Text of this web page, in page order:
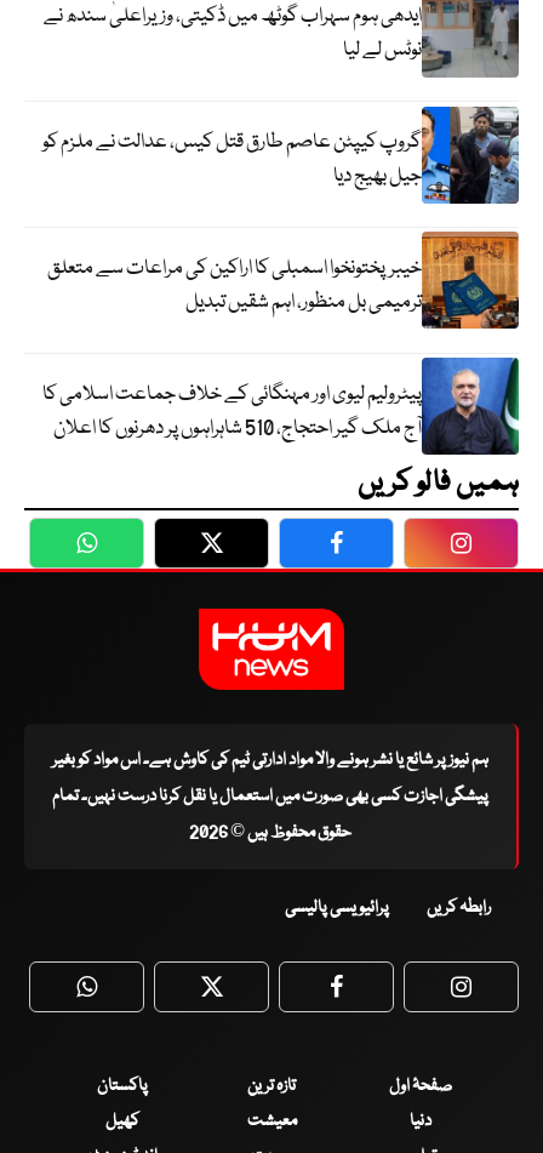
ایدھی ہوم سہراب گوٹھ میں ڈکیتی، وزیراعلیٰ سندھ نے
نوٹس لے لیا
گروپ کیپٹن عاصم طارق قتل کیس، عدالت نے ملزم کو
جیل بھیج دیا
خیبرپختونخوا اسمبلی کا اراکین کی مراعات سے متعلق
ترمیمی بل منظور، اہم شقیں تبدیل
پیٹرولیم لیوی اور مہنگائی کے خلاف جماعت اسلامی کا
آج ملک گیر احتجاج، 510 شاہراہوں پر دھرنوں کا اعلان
ہمیں فالو کریں
WhatsApp Twitter Facebook
ہم نیوز پر شائع یا نشر ہونے والا مواد ادارتی ٹیم کی کاوش ہے۔ اس مواد کو بغیر
پیشگی اجازت کسی بھی صورت میں استعمال یا نقل کرنا درست نہیں۔ تمام
حقوق محفوظ ہیں © 2026
رابطہ کریں پرائیویسی پالیسی
WhatsApp Twitter Facebook
صفحۂ اول تازہ ترین
پاکستان
دنیا
معیشت
کھیل